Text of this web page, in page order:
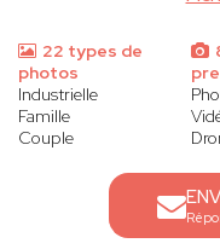
22 types de
photos
Industrielle
Famille
Couple